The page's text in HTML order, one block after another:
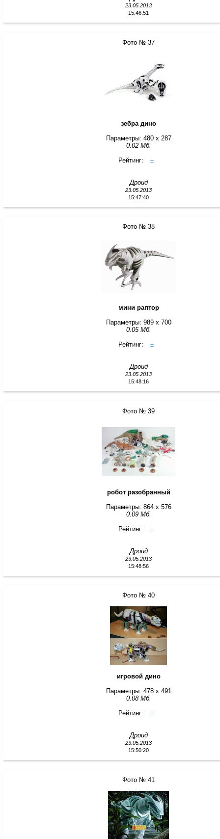
23.05.2013
15:46:51
Фото № 37
зебра дино
Параметры: 480 x 287
0.02 Мб.
Рейтинг:
±
Дроид
23.05.2013
15:47:40
Фото № 38
мини раптор
Параметры: 989 x 700
0.05 Мб.
Рейтинг:
±
Дроид
23.05.2013
15:48:16
Фото № 39
робот разобранный
Параметры: 864 x 576
0.09 Мб.
Рейтинг:
±
Дроид
23.05.2013
15:48:56
Фото № 40
игровой дино
Параметры: 478 x 491
0.08 Мб.
Рейтинг:
±
Дроид
23.05.2013
15:50:20
Фото № 41